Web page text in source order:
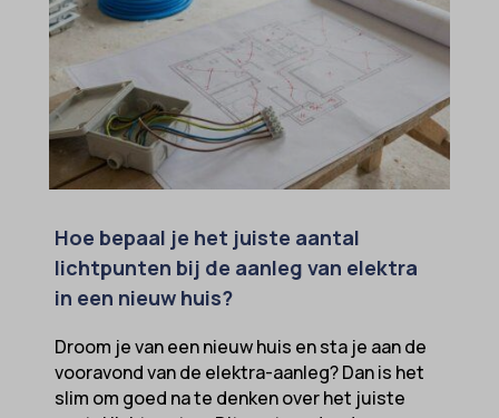
Hoe bepaal je het juiste aantal
lichtpunten bij de aanleg van elektra
in een nieuw huis?
Droom je van een nieuw huis en sta je aan de
vooravond van de elektra-aanleg? Dan is het
slim om goed na te denken over het juiste
cmplz_banner-status
cmplz_consent_status
cmplz_consented_services
cmplz_functional
cmplz_marketing
cmplz_statistics
CONSENT
cookieconsent_status
_ga_*
analytics_cookies
cookies-state
mp_*_mixpanel
sajssdk_2015_cross_new_user
uitgevers om gepersonaliseerde advertenties te tonen. Dit doen ze
door bezoekers over verschillende websites te volgen.
Details weergeven
_gcl_au
_gcl_aw
intercom-device-id-*
Andere diensten
Deze categorie omvat alle cookies, domeinen en services die niet
in de andere specifieke categorieën vallen of niet duidelijk zijn
gecategoriseerd.
_deCookiesConsent
_ketch_consent_v1_